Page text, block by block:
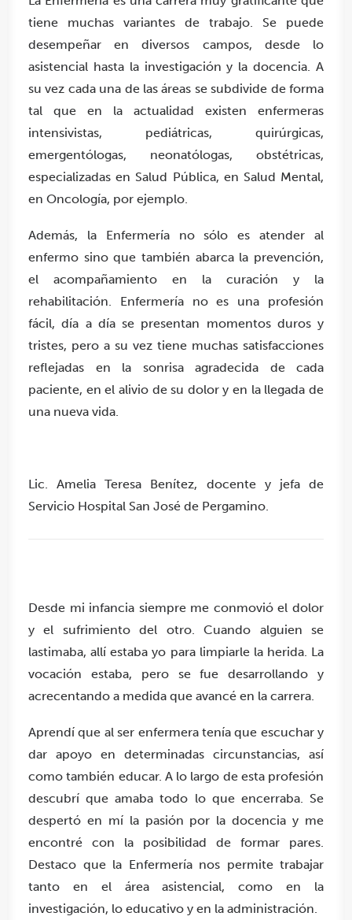
tiene muchas variantes de trabajo. Se puede
desempeñar en diversos campos, desde lo
asistencial hasta la investigación y la docencia. A
su vez cada una de las áreas se subdivide de forma
tal que en la actualidad existen enfermeras
intensivistas, pediátricas, quirúrgicas,
emergentólogas, neonatólogas, obstétricas,
especializadas en Salud Pública, en Salud Mental,
en Oncología, por ejemplo.
Además, la Enfermería no sólo es atender al
enfermo sino que también abarca la prevención,
el acompañamiento en la curación y la
rehabilitación. Enfermería no es una profesión
fácil, día a día se presentan momentos duros y
tristes, pero a su vez tiene muchas satisfacciones
reflejadas en la sonrisa agradecida de cada
paciente, en el alivio de su dolor y en la llegada de
una nueva vida.
Lic. Amelia Teresa Benítez, docente y jefa de
Servicio Hospital San José de Pergamino.
Desde mi infancia siempre me conmovió el dolor
y el sufrimiento del otro. Cuando alguien se
lastimaba, allí estaba yo para limpiarle la herida. La
vocación estaba, pero se fue desarrollando y
acrecentando a medida que avancé en la carrera.
Aprendí que al ser enfermera tenía que escuchar y
dar apoyo en determinadas circunstancias, así
como también educar. A lo largo de esta profesión
descubrí que amaba todo lo que encerraba. Se
despertó en mí la pasión por la docencia y me
encontré con la posibilidad de formar pares.
Destaco que la Enfermería nos permite trabajar
tanto en el área asistencial, como en la
investigación, lo educativo y en la administración.